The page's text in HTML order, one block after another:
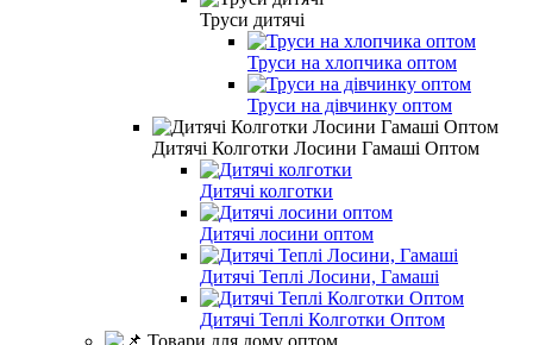
Труси дитячі
Труси на хлопчика оптом
Труси на дівчинку оптом
Дитячі Колготки Лосини Гамаші Оптом
Дитячі колготки
Дитячі лосини оптом
Дитячі Теплі Лосини, Гамаші
Дитячі Теплі Колготки Оптом